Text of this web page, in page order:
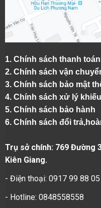
1. Chính sách thanh toán
2. Chính sách vận
3. Chính sách bảo mật
4. Chính sách xử lý
5. Chính sách bảo hành
6. Chính sách đổi
Trụ sở chính: 769 Đường
Kiên Giang.
- Điện thoại: 0917 99 88 05
- Hotline: 0848558558